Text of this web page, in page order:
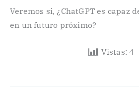
Veremos si, ¿ChatGPT es capaz
en un futuro próximo?
Vistas: 4